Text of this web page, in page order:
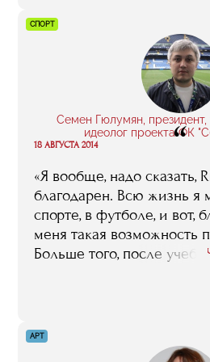
СПОРТ
Семен Гюлумян, президент,
идеолог проекта ФК
“
18 АВГУСТА 2014
«Я вообще, надо сказать,
благодарен. Всю жизнь я
спорте, в футболе, и вот,
меня такая возможность
Больше того, после
возникло, что я понимаю,
футбольная кухня
АРТ